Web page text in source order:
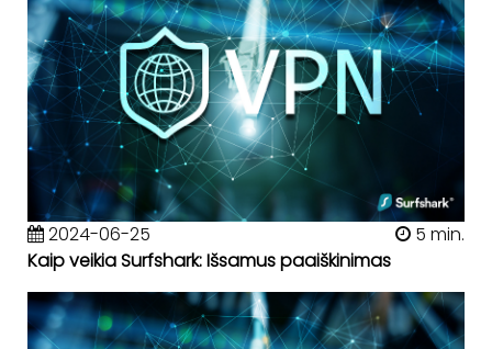
2024-06-25
5 min.
Kaip veikia Surfshark: Išsamus paaiškinimas